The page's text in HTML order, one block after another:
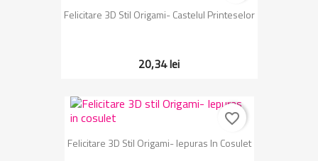
Felicitare 3D Stil Origami- Castelul Printeselor
20,34 lei
Felicitare 3D Stil Origami- Iepuras In Cosulet
favorite_border